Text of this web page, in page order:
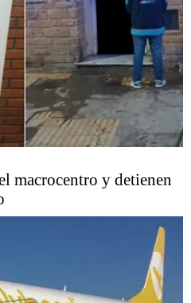
macrocentro y detienen